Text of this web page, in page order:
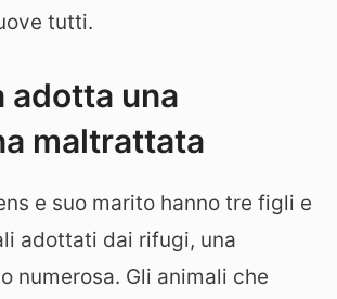
tutti.
adotta una
maltrattata
e suo marito hanno tre figli e
adottati dai rifugi, una
numerosa. Gli animali che